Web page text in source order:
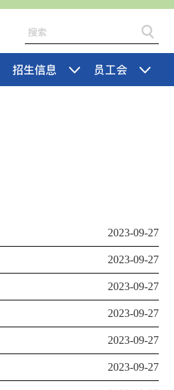
招生信息 员工会
2023-09-27
2023-09-27
2023-09-27
2023-09-27
2023-09-27
2023-09-27